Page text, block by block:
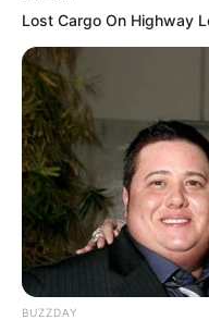
Lost Cargo On Highway
BUZZDAY